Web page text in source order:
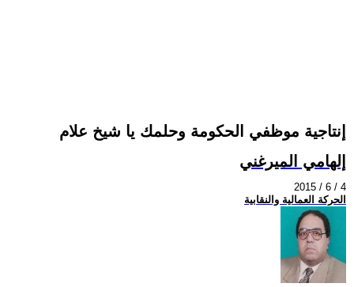
إنتاجية موظفي الحكومة وحلمك يا شيخ علام
إلهامي الميرغني
2015 / 6 / 4
الحركة العمالية والنقابية